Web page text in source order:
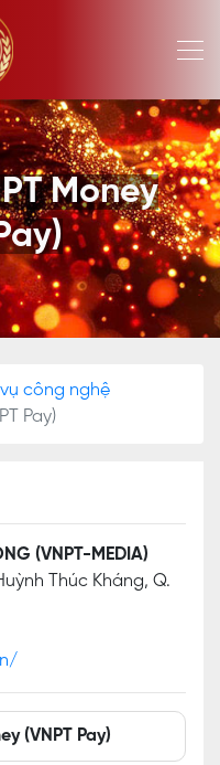
Money
công nghệ
Pay)
(VNPT-MEDIA)
Thúc Kháng, Q.
(VNPT Pay)